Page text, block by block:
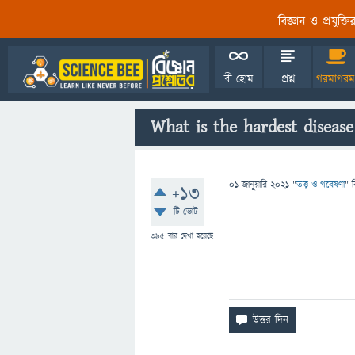
বিজ্ঞান ও
বী হোম প্রশ্ন
What is the hardest
+13
টি ভোট
395 বার দেখা হয়েছে
01 জানুয়ারি 2021 "তত্ত্ব ও গবেষণা"